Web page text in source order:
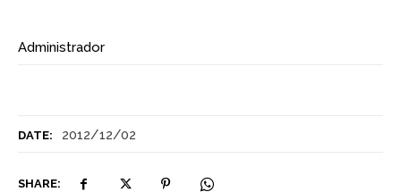
DATE: 2012/12/02
SHARE:
Administrador